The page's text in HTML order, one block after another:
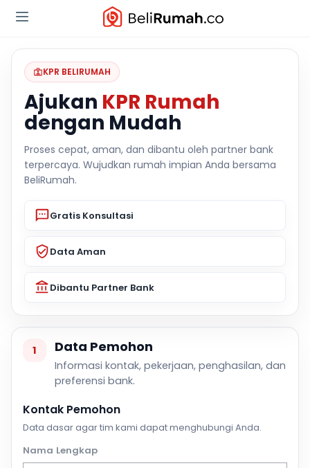
KPR BELIRUMAH
Ajukan KPR Rumah
dengan Mudah
Proses cepat, aman, dan dibantu oleh partner bank
terpercaya. Wujudkan rumah impian Anda bersama
BeliRumah.
Gratis Konsultasi
Data Aman
Dibantu Partner Bank
1 Data Pemohon
Informasi kontak, pekerjaan, penghasilan, dan
preferensi bank.
Kontak Pemohon
Data dasar agar tim kami dapat menghubungi Anda.
Nama Lengkap